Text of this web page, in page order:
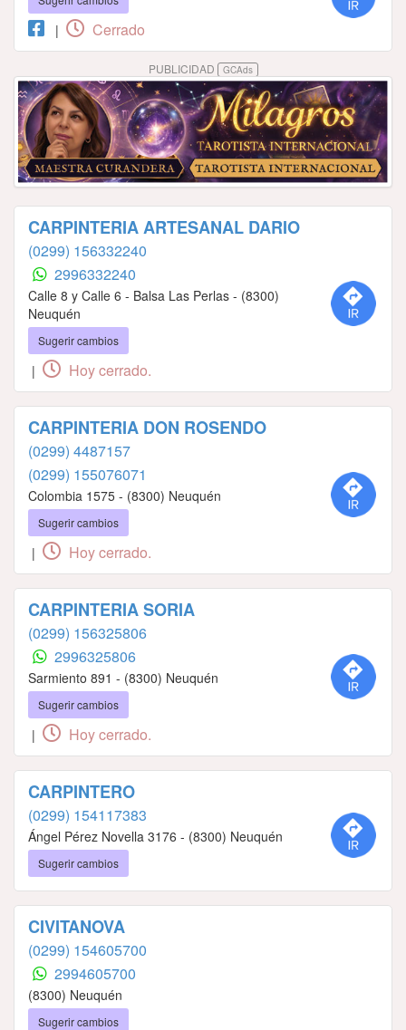
| Cerrado
PUBLICIDAD GCAds
CARPINTERIA ARTESANAL DARIO
(0299) 156332240
2996332240
Calle 8 y Calle 6 - Balsa Las Perlas - (8300)
Neuquén
Sugerir cambios
| Hoy cerrado.
CARPINTERIA DON ROSENDO
(0299) 4487157
(0299) 155076071
Colombia 1575 - (8300) Neuquén
Sugerir cambios
| Hoy cerrado.
CARPINTERIA SORIA
(0299) 156325806
2996325806
Sarmiento 891 - (8300) Neuquén
Sugerir cambios
| Hoy cerrado.
CARPINTERO
(0299) 154117383
Ángel Pérez Novella 3176 - (8300) Neuquén
Sugerir cambios
CIVITANOVA
(0299) 154605700
2994605700
(8300) Neuquén
Sugerir cambios